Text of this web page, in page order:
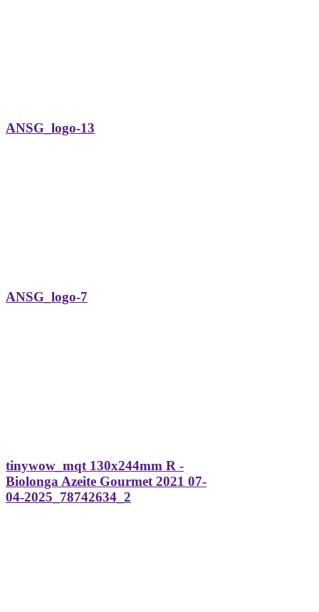
ANSG_logo-13
ANSG_logo-7
tinywow_mqt 130x244mm R -
Biolonga Azeite Gourmet 2021 07-
04-2025_78742634_2